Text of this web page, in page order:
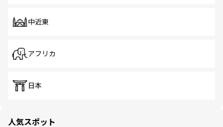
中近東
アフリカ
日本
人気スポット